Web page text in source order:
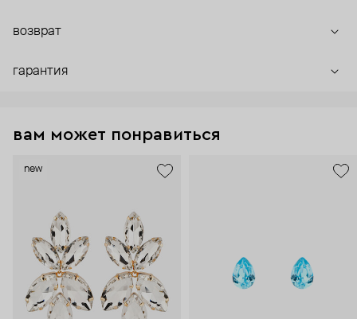
возврат
гарантия
вам может понравиться
new